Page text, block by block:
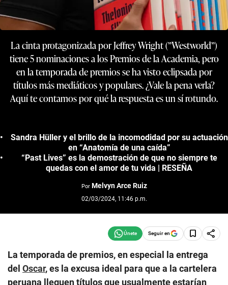
La cinta protagonizada por Jeffrey Wright (”Westworld”)
tiene 5 nominaciones a los Premios de la Academia, pero
en la temporada de premios se ha visto eclipsada por
títulos más mediáticos y populares. ¿Vale la pena verla?
Aquí te contamos por qué la respuesta es un sí rotundo.
Sandra Hüller y el brillo de la incomodidad por su actuación
en “Anatomía de una caída”
“Past Lives” es la demostración de que no siempre te
quedas con el amor de tu vida | RESEÑA
Por Melvyn Arce Ruiz
02/03/2024, 11:46 p.m.
Seguir en
La temporada de premios, en especial la entrega
del Oscar, es la excusa ideal para que a la cartelera
peruana lleguen títulos que usualmente estarían